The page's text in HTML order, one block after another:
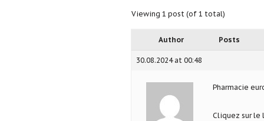
Viewing 1 post (of 1 total)
Author Posts
30.08.2024 at 00:48
Pharmacie
Cliquez sur le